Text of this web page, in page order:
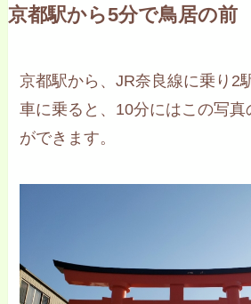
京都駅から5分で鳥居の前
京都駅から、JR奈良線に乗り2
車に乗ると、10分にはこの写真
ができます。